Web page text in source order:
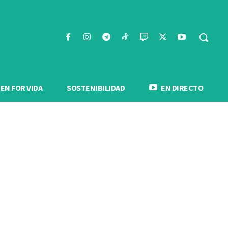
FOR VIDA SOSTENIBILIDAD EN DIRECTO